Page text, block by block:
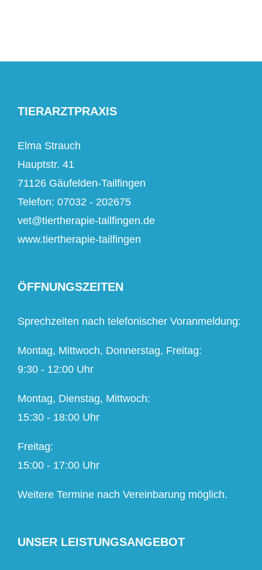
TIERARZTPRAXIS
Elma Strauch
Hauptstr. 41
71126 Gäufelden-Tailfingen
Telefon: 07032 - 202675
vet@tiertherapie-tailfingen.de
www.tiertherapie-tailfingen
ÖFFNUNGSZEITEN
Sprechzeiten nach telefonischer Voranmeldung:
Montag, Mittwoch, Donnerstag, Freitag:
9:30 - 12:00 Uhr
Montag, Dienstag, Mittwoch:
15:30 - 18:00 Uhr
Freitag:
15:00 - 17:00 Uhr
Weitere Termine nach Vereinbarung möglich.
UNSER LEISTUNGSANGEBOT